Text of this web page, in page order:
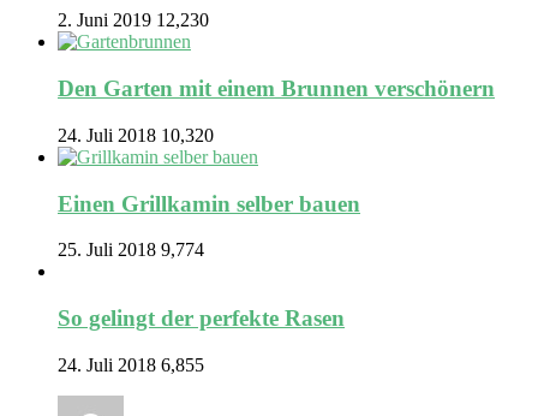
2. Juni 2019 12,230
Den Garten mit einem Brunnen verschönern
24. Juli 2018 10,320
Einen Grillkamin selber bauen
25. Juli 2018 9,774
So gelingt der perfekte Rasen
24. Juli 2018 6,855